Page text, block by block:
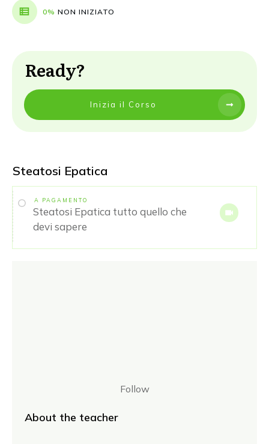
0% NON INIZIATO
Ready?
Inizia il Corso
Steatosi Epatica
A PAGAMENTO
Steatosi Epatica tutto quello che
devi sapere
Follow
About the teacher